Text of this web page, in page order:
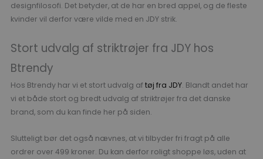
designfilosofi. Det betyder, at de har en bred appel, og de fleste
kvinder vil derfor være vilde med en JDY strik.
Stort udvalg af striktrøjer fra JDY hos
Btrendy
Hos Btrendy har vi et stort udvalg aftøj fra JDY. Blandt andet har
vi et både stort og bredt udvalg af striktrøjer fra det danske
brand, som du kan finde her på siden.
Slutteligt bør det også nævnes, at vi tilbyder fri fragt på alle
ordrer over 499 kroner. Du kan derfor roligt shoppe løs, uden at